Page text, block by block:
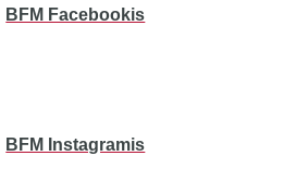
BFM Facebookis
BFM Instagramis